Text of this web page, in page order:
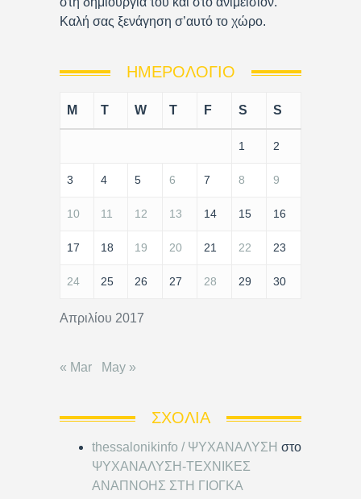
Καλή σας ξενάγηση σ’αυτό το χώρο.
ΗΜΕΡΟΛΌΓΙΟ
Απριλίου 2017
M T W T F S S
1 2
3 4 5 6 7 8 9
10 11 12 13 14 15 16
17 18 19 20 21 22 23
24 25 26 27 28 29 30
« Mar May »
ΣΧΌΛΙΑ
thessalonikinfo / ΨΥΧΑΝΑΛΥΣΗ στο
ΨΥΧΑΝΑΛΥΣΗ-ΤΕΧΝΙΚΕΣ
ΑΝΑΠΝΟΗΣ ΣΤΗ ΓΙΟΓΚΑ